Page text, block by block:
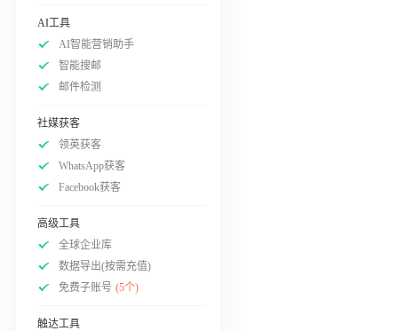
AI工具
AI智能营销助手
智能搜邮
邮件检测
社媒获客
领英获客
WhatsApp获客
Facebook获客
高级工具
全球企业库
数据导出(按需充值)
免费子账号 (5个)
触达工具